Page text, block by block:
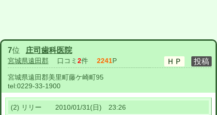
7位 庄司歯科医院
宮城県遠田郡 口コミ 2件 2241P
宮城県遠田郡美里町藤ケ崎町95
tel:0229-33-1900
(2) リリー 2010/01/31(日) 23:26